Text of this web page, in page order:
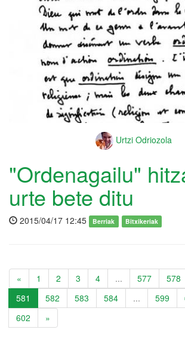
Urtzi Odriozola
"Ordenagailu"
urte bete ditu
2015/04/17 12:45 Berriak Bitxikeriak
« 1 2 3 4 ... 577 578
581
582 583 584 ... 599
602
»